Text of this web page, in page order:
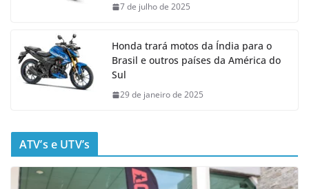
7 de julho de 2025
Honda trará motos da Índia para o
Brasil e outros países da América do
Sul
29 de janeiro de 2025
ATV’s e UTV’s